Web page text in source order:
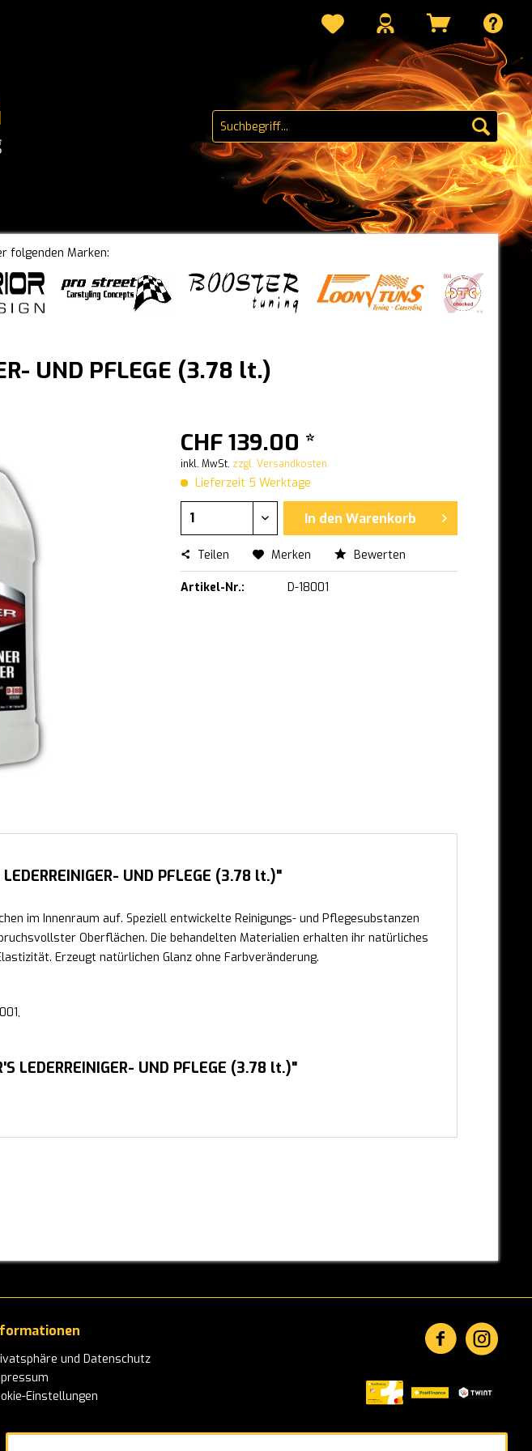
folgenden Marken:
UND PFLEGE (3.78 lt.)
CHF 139.00 *
inkl. MwSt. zzgl. Versandkosten
Lieferzeit 5 Werktage
In den Warenkorb
Teilen Merken Bewerten
Artikel-Nr.: D-18001
UND PFLEGE (3.78 lt.)"
im Innenraum auf. Speziell entwickelte Reinigungs- und Pflegesubstanzen
Oberflächen. Die behandelten Materialien erhalten ihr natürliches
Erzeugt natürlichen Glanz ohne Farbveränderung.
UND PFLEGE (3.78 lt.)"
und Datenschutz
Einstellungen